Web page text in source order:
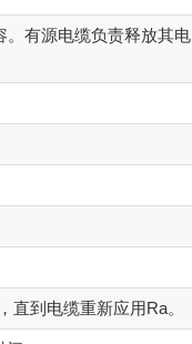
。有源电缆负责释放其电
到电缆重新应用Ra。